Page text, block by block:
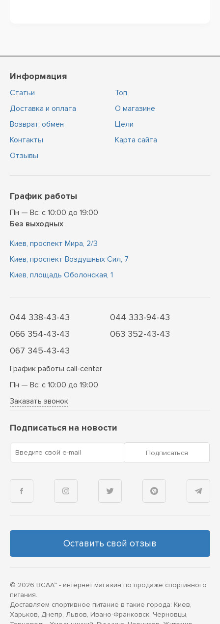
Информация
Статьи
Доставка и оплата
Возврат, обмен
Контакты
Отзывы
Топ
О магазине
Цели
Карта сайта
График работы
Пн — Вс: с 10:00 до 19:00
Без выходных
Киев, проспект Мира, 2/3
Киев, проспект Воздушных Сил, 7
Киев, площадь Оболонская, 1
044 338-43-43
044 333-94-43
066 354-43-43
063 352-43-43
067 345-43-43
График работы call-center
Пн — Вс: с 10:00 до 19:00
Заказать звонок
Подписаться на новости
Введите свой e-mail Подписаться
Оставить свой отзыв
© 2026 BCAA™ - интернет магазин по продаже спортивного
питания.
Доставляем спортивное питание в такие города: Киев,
Харьков, Днепр, Львов, Ивано-Франковск, Черновцы,